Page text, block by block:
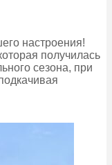
настроения!
получилась
сезона, при